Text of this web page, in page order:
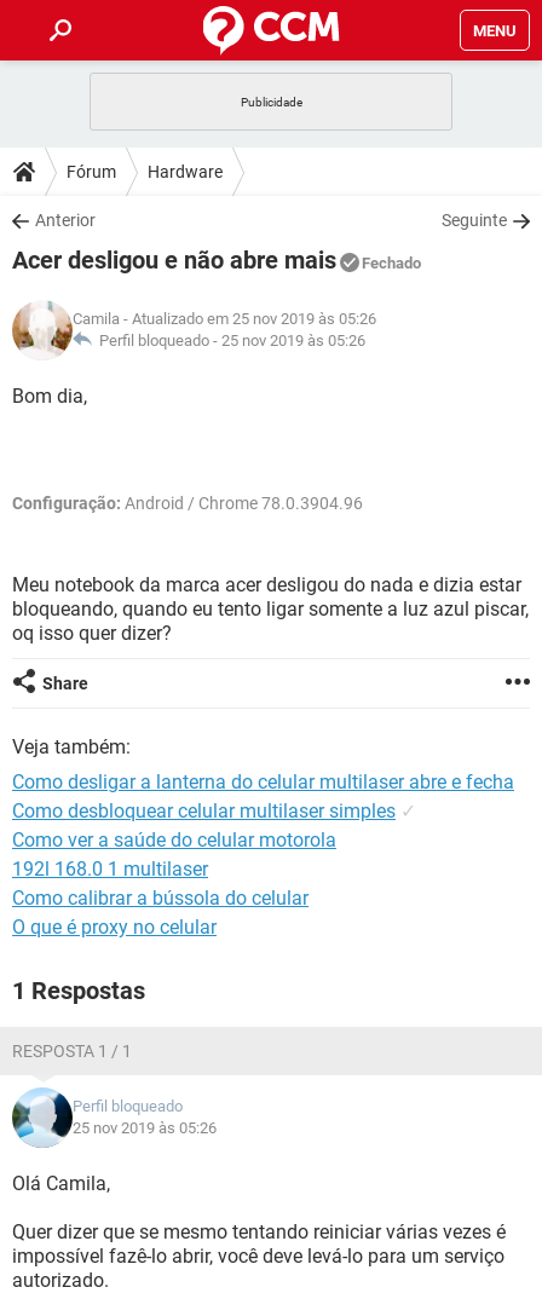
MENU
CELULAR
OUTLOOK
INSTAGRAM GMAIL
GUIA DE COMPRAS
DICAS
JOGOS
INSTAGRAM GMAIL
DOWNLOADS
JOGOS WHATSAPP
CELULAR
OUTLOOK EXCEL
INSTAGRAM
JOGOS WHATSAPP
OUTLOOK
GLOSSÁRIO
JOGOS
INSTAGRAM GMAIL
Fórum Hardware
Anterior Seguinte
Acer desligou e não abre mais Fechado
Camila - Atualizado em 25 nov 2019 às 05:26
Perfil bloqueado - 25 nov 2019 às 05:26
Bom dia,
Configuração: Android / Chrome 78.0.3904.96
Meu notebook da marca acer desligou do nada e dizia estar
bloqueando, quando eu tento ligar somente a luz azul piscar,
oq isso quer dizer?
Share
Veja também:
Como desligar a lanterna do celular multilaser abre e fecha
Como desbloquear celular multilaser simples ✓
Como ver a saúde do celular motorola
192l 168.0 1 multilaser
Como calibrar a bússola do celular
O que é proxy no celular
1 Respostas
RESPOSTA 1 / 1
Perfil bloqueado
25 nov 2019 às 05:26
Olá Camila,
Quer dizer que se mesmo tentando reiniciar várias vezes é
impossível fazê-lo abrir, você deve levá-lo para um serviço
autorizado.